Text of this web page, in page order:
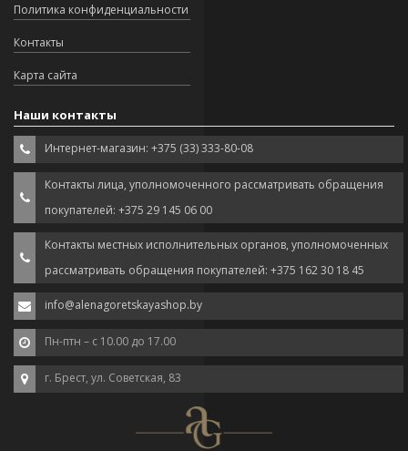
Политика конфиденциальности
Контакты
Карта сайта
Наши контакты
Интернет-магазин: +375 (33) 333-80-08
Контакты лица, уполномоченного рассматривать обращения
покупателей: +375 29 145 06 00
Контакты местных исполнительных органов, уполномоченных
рассматривать обращения покупателей: +375 162 30 18 45
info@alenagoretskayashop.by
Пн-птн – с 10.00 до 17.00
г. Брест, ул. Советская, 83